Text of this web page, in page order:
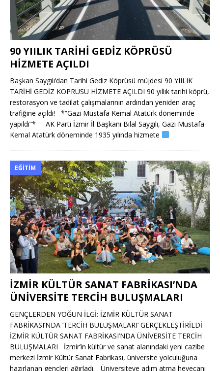
90 YIILIK TARİHİ GEDİZ KÖPRÜSÜ
HİZMETE AÇILDI
Başkan Saygılı’dan Tarihi Gediz Köprüsü müjdesi 90 YIILIK
TARİHİ GEDİZ KÖPRÜSÜ HİZMETE AÇILDI 90 yıllık tarihi köprü,
restorasyon ve tadilat çalışmalarının ardından yeniden araç
trafiğine açıldı! *”Gazi Mustafa Kemal Atatürk döneminde
yapıldı”* AK Parti İzmir İl Başkanı Bilal Saygılı, Gazi Mustafa
Kemal Atatürk döneminde 1935 yılında hizmete
EĞITIM
İZMİR KÜLTÜR SANAT FABRİKASI’NDA
ÜNİVERSİTE TERCİH BULUŞMALARI
GENÇLERDEN YOĞUN İLGİ: İZMİR KÜLTÜR SANAT
FABRİKASI’NDA ‘TERCİH BULUŞMALARI’ GERÇEKLEŞTİRİLDİ
İZMİR KÜLTÜR SANAT FABRİKASI’NDA ÜNİVERSİTE TERCİH
BULUŞMALARI İzmir’in kültür ve sanat alanındaki yeni cazibe
merkezi İzmir Kültür Sanat Fabrikası, üniversite yolculuğuna
hazırlanan gençleri ağırladı. Üniversiteye adım atma heyecanı